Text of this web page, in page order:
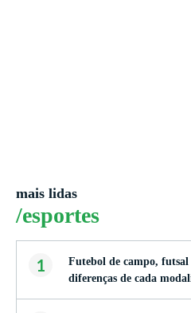
mais lidas
/esportes
1
Futebol de campo, futsal
diferenças de cada